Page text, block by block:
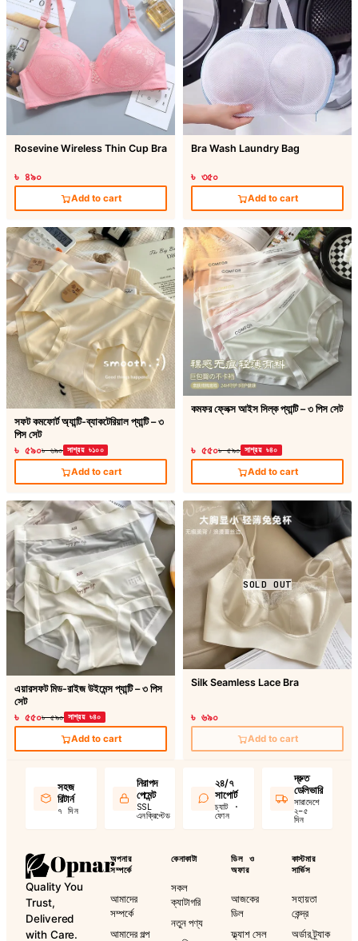
Rosevine Wireless Thin Cup Bra
৳ ৪৯০
Add to cart
Bra Wash Laundry Bag
৳ ৩৫০
Add to cart
সফট কমফোর্ট অ্যান্টি-ব্যাকটেরিয়াল প্যান্টি – ৩
পিস সেট
৳ ৫৯০৳ ৬৯০ সাশ্রয় ৳১০০
Add to cart
কমফর ফ্লেক্স আইস সিল্ক প্যান্টি – ৩ পিস সেট
৳ ৫৫০৳ ৫৯০ সাশ্রয় ৳৪০
Add to cart
এয়ারসফট মিড-রাইজ উইমেন্স প্যান্টি – ৩ পিস
সেট
৳ ৫৫০৳ ৫৯০ সাশ্রয় ৳৪০
Add to cart
SOLD OUT
Silk Seamless Lace Bra
৳ ৬৯০
Add to cart
সহজ
রিটার্ন
৭ দিন
নিরাপদ
পেমেন্ট
SSL
এনক্রিপ্টেড
২৪/৭
সাপোর্ট
চ্যাট ·
ফোন
দ্রুত
ডেলিভারি
সারাদেশে
২–৫
দিন
Quality You
Trust,
Delivered
with Care.
অপনার
সম্পর্কে
আমাদের
সম্পর্কে
আমাদের গল্প
কেনাকাটা
সকল
ক্যাটাগরি
নতুন পণ্য
ডিল ও
অফার
আজকের
ডিল
ফ্ল্যাশ সেল
কাস্টমার
সার্ভিস
সহায়তা
কেন্দ্র
অর্ডার ট্র্যাক